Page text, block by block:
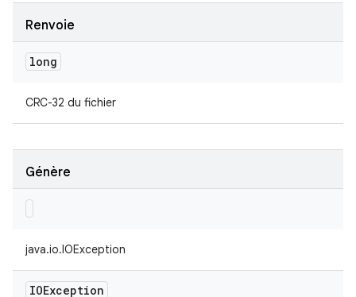
Renvoie
long
CRC-32 du fichier
Génère
java.io.IOException
IOException